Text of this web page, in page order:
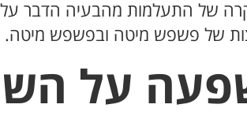
של התעלמות מהבעיה הדבר
של פשפש מיטה ובפשפש מיטה.
על